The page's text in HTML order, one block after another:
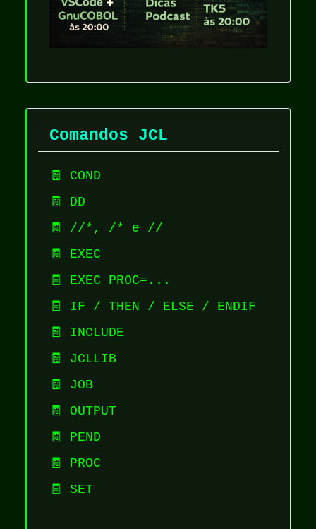
Comandos JCL
🧾 COND
🧾 DD
🧾 //*, /* e //
🧾 EXEC
🧾 EXEC PROC=...
🧾 IF / THEN / ELSE / ENDIF
🧾 INCLUDE
🧾 JCLLIB
🧾 JOB
🧾 OUTPUT
🧾 PEND
🧾 PROC
🧾 SET